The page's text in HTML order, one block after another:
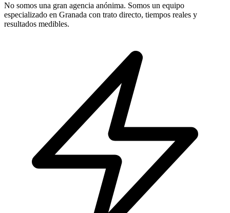
No somos una gran agencia anónima. Somos un equipo
especializado en Granada con trato directo, tiempos reales y
resultados medibles.